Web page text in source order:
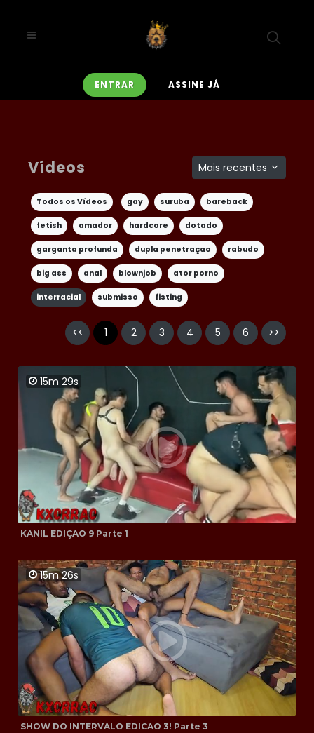
ENTRAR ASSINE JÁ
Vídeos Mais recentes
Todos os Vídeos gay suruba bareback
fetish amador hardcore dotado
garganta profunda dupla penetraçao rabudo
big ass anal blownjob ator porno
interracial submisso fisting
<< 1 2 3 4 5 6 >>
15m 29s
KANIL EDIÇAO 9 Parte 1
15m 26s
SHOW DO INTERVALO EDICAO 3! Parte 3